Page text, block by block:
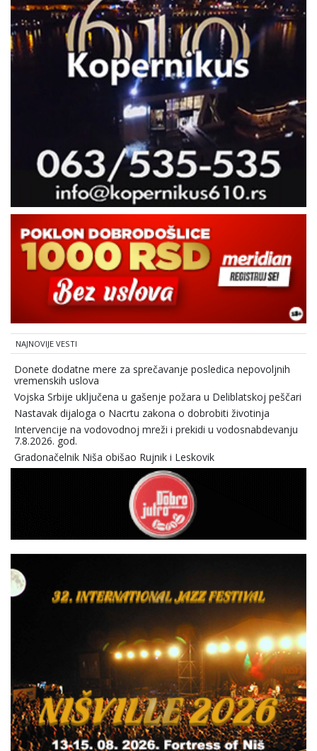
NAJNOVIJE VESTI
Donete dodatne mere za sprečavanje posledica nepovoljnih
vremenskih uslova
Vojska Srbije uključena u gašenje požara u Deliblatskoj peščari
Nastavak dijaloga o Nacrtu zakona o dobrobiti životinja
Intervencije na vodovodnoj mreži i prekidi u vodosnabdevanju
7.8.2026. god.
Gradonačelnik Niša obišao Rujnik i Leskovik